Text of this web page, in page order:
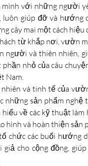
mình với những người
giúp đỡ và hướng
cây mai một cách hiệu
từ khắp nơi, vườn
người và thiên nhiên,
nhỏ của câu
Nam.
và tinh tế của
những sản phẩm nghệ
về các kỹ thuật làm
hình và hoàn thiện sản
chức các buổi hướng
cho cộng đồng,